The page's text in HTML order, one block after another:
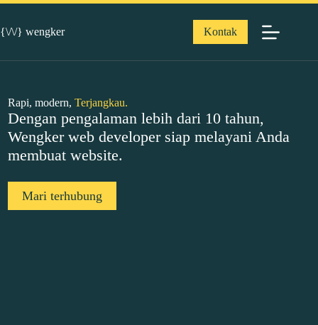
{\/\/} wengker Kontak
Rapi, modern,Terjangkau.
Dengan pengalaman lebih dari 10 tahun,
Wengker web developer siap melayani Anda
membuat website.
Mari terhubung